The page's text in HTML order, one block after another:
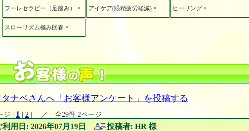
フーレセラピー（足踏み） × アイケア(眼精疲労軽減) × ヒーリング ×
スローリズム極み回春 ×
ナベさんへ「お客様アンケート」を投稿する
ジ | 1 2 | ／ 全29件 2ページ
利用日: 2026年07月19日
投稿者: HR 様